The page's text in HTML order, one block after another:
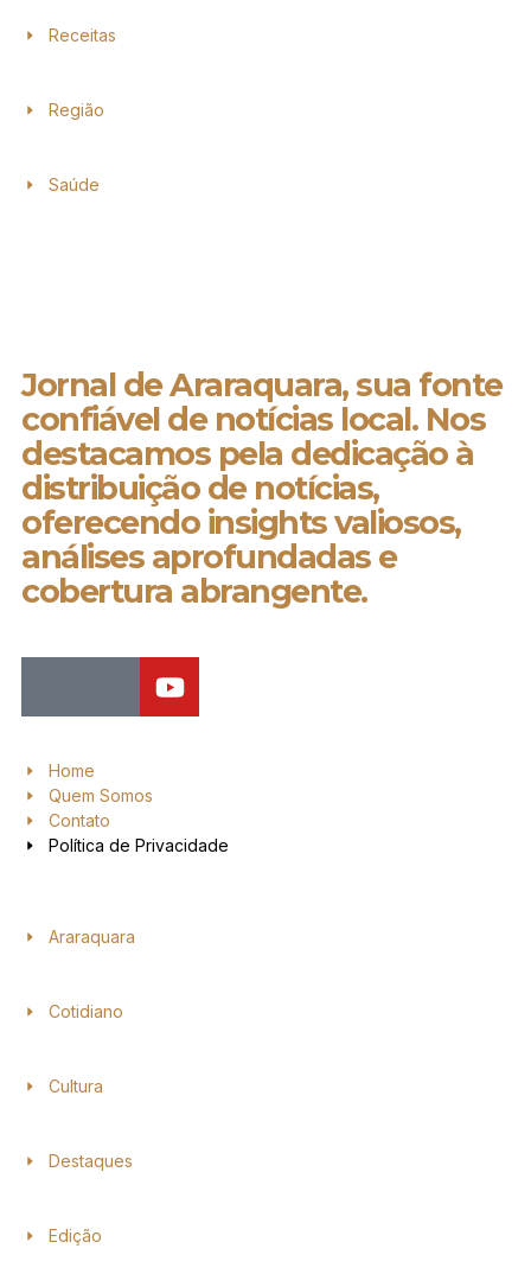
Receitas
Região
Saúde
Jornal de Araraquara, sua fonte
confiável de notícias local. Nos
destacamos pela dedicação à
distribuição de notícias,
oferecendo insights valiosos,
análises aprofundadas e
cobertura abrangente.
Home
Quem Somos
Contato
Política de Privacidade
Araraquara
Cotidiano
Cultura
Destaques
Edição